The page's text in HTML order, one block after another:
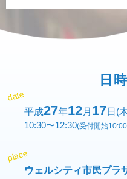
日
date
平成27年12月 17日(
10:30〜12:30(受付開始
place
ウェルシティ市民プラ